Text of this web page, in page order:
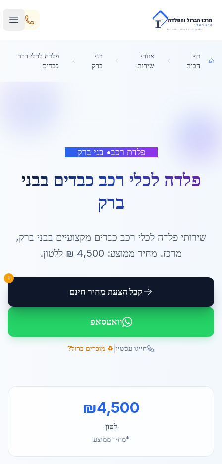
Skip to main content
דף
הבית
אזורי
שירות
בני
ברק
פלדה לכלי רכב
כבדים
פלדת רכב• בני ברק
פלדה לכלי רכב כבדים בבני
ברק
שירותי פלדה לכלי רכב כבדים מקצועיים בבני ברק,
מרכז. מחיר ממוצע: 4,500 ₪ ללטון.
קבל הצעת מחיר חינם
!
וואטסאפ
חייגו עכשיו ♻️ מוכרים ברזל?
₪4,500
לטון
*מחיר ממוצע